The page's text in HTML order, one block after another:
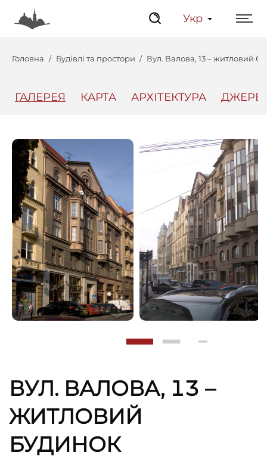
Укр
Головна Будівлі та простори Вул. Валова, 13 – житловий
ГАЛЕРЕЯ КАРТА АРХІТЕКТУРА
ВУЛ. ВАЛОВА, 13 –
ЖИТЛОВИЙ
БУДИНОК